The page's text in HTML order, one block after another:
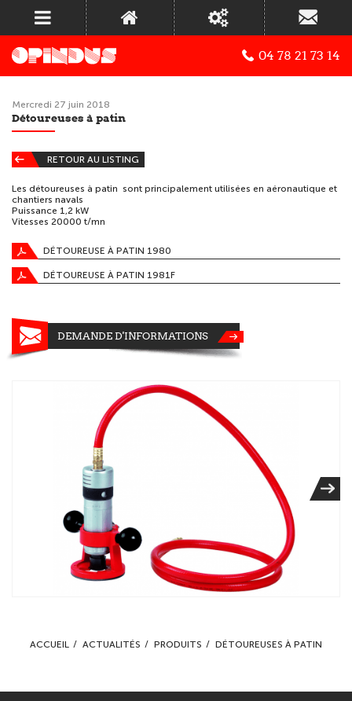
04 78 21 73 14
Mercredi 27 juin 2018
Détoureuses à patin
RETOUR AU LISTING
Les détoureuses à patin sont principalement utilisées en aéronautique et
chantiers navals
Puissance 1,2 kW
Vitesses 20000 t/mn
DÉTOUREUSE À PATIN 1980
DÉTOUREUSE À PATIN 1981F
DEMANDE D'INFORMATIONS
ACCUEIL ACTUALITÉS PRODUITS DÉTOUREUSES À PATIN